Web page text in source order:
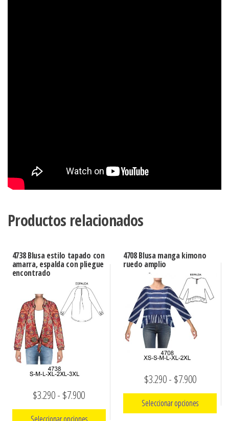
Productos relacionados
4738 Blusa estilo tapado con
amarra, espalda con pliegue
encontrado
$3.290- $7.900Rango
de
4708 Blusa manga kimono
ruedo amplio
$3.290- $7.900Rango
de
precios:
Seleccionar opciones